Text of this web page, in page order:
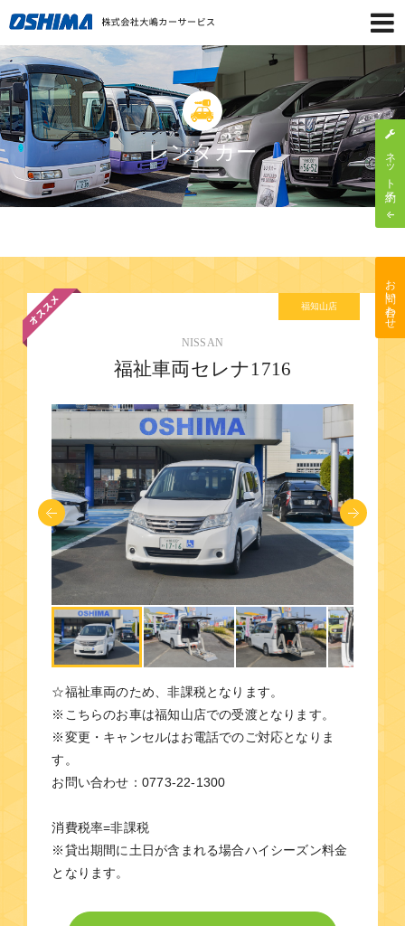
レンタカー
福知山店
NISSAN
福祉車両セレナ1716
☆福祉車両のため、非課税となります。
※こちらのお車は福知山店での受渡となります。
※変更・キャンセルはお電話でのご対応となりま
す。
お問い合わせ：0773-22-1300
消費税率=非課税
※貸出期間に土日が含まれる場合ハイシーズン料金
となります。
ネット予約
お問い合わせ